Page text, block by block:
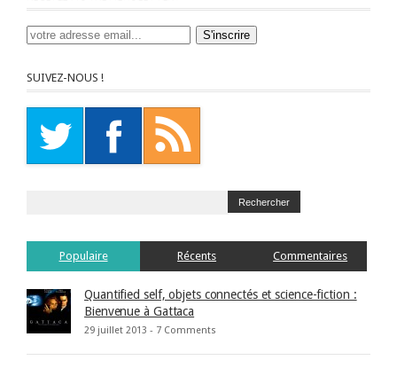
SUIVEZ-NOUS !
Populaire Récents Commentaires
Quantified self, objets connectés et science-fiction :
Bienvenue à Gattaca
29 juillet 2013 - 7 Comments